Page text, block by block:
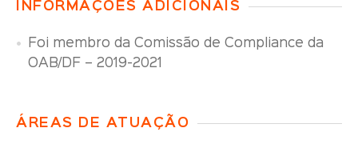
INFORMAÇÕES ADICIONAIS
Foi membro da Comissão de Compliance da
OAB/DF – 2019-2021
ÁREAS DE ATUAÇÃO